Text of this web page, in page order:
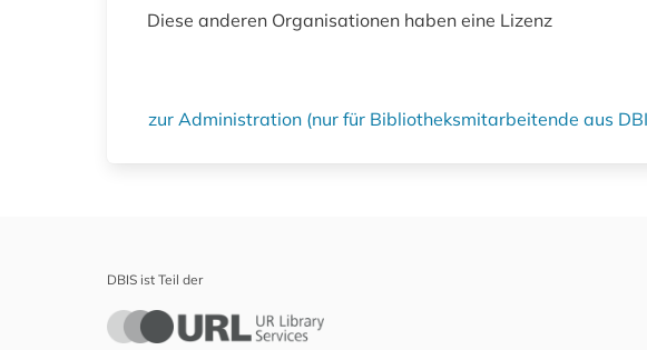
Diese anderen Organisationen haben eine Lizenz
zur Administration (nur für Bibliotheksmitarbeitende aus
DBIS ist Teil der